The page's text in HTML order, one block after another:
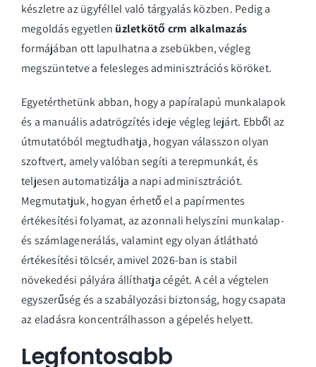
készletre az ügyféllel való tárgyalás közben. Pedig a
megoldás egyetlen üzletkötő crm alkalmazás
formájában ott lapulhatna a zsebükben, végleg
megszüntetve a felesleges adminisztrációs köröket.
Egyetérthetünk abban, hogy a papíralapú munkalapok
és a manuális adatrögzítés ideje végleg lejárt. Ebből az
útmutatóból megtudhatja, hogyan válasszon olyan
szoftvert, amely valóban segíti a terepmunkát, és
teljesen automatizálja a napi adminisztrációt.
Megmutatjuk, hogyan érhető el a papírmentes
értékesítési folyamat, az azonnali helyszíni munkalap-
és számlagenerálás, valamint egy olyan átlátható
értékesítési tölcsér, amivel 2026-ban is stabil
növekedési pályára állíthatja cégét. A cél a végtelen
egyszerűség és a szabályozási biztonság, hogy csapata
az eladásra koncentrálhasson a gépelés helyett.
Legfontosabb